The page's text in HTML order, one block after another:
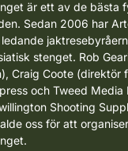
är ett av de bästa
Sedan 2006 har
stenget. Rob
, Craig Coote (direktör
och Tweed Media
Shooting
oss för att